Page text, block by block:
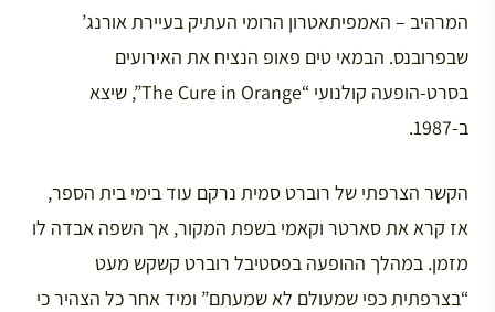
המרהיב – האמפיתאטרון הרומי העתיק בעיירת אורנג’
שבפרובנס. הבמאי טים פאופ הנציח את האירועים
בסרט-הופעה קולנועי “The Cure in Orange”, שיצא
ב-1987.
הקשר הצרפתי של רוברט סמית נרקם עוד בימי בית הספר,
אז קרא את סארטר וקאמי בשפת המקור, אך השפה אבדה לו
מזמן. במהלך ההופעה בפסטיבל רוברט קשקש מעט
“בצרפתית כפי שמעולם לא שמעתם” ומיד אחר כל הצהיר כי